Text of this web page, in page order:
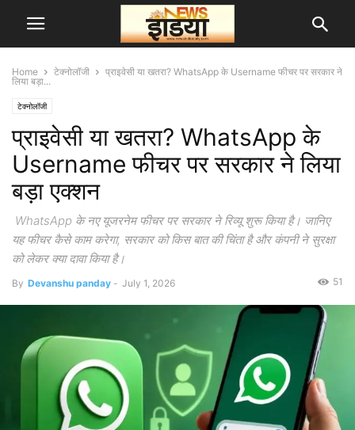
Home टेक्नोलॉजी
प्राइवेसी या खतरा? WhatsApp के Username फीचर पर सरकार ने
लिया बड़ा...
टेक्नोलॉजी
प्राइवेसी या खतरा? WhatsApp के
Username फीचर पर सरकार ने लिया
बड़ा एक्शन
WhatsApp के नए यूजरनेम फीचर पर सरकार ने रिव्यू शुरू किया है। जानिए
यह फीचर कैसे काम करेगा, सरकार को किस बात की चिंता है और कंपनी ने सुरक्षा
को लेकर क्या दावा किया है।
By Devanshu panday - July 1, 2026 51